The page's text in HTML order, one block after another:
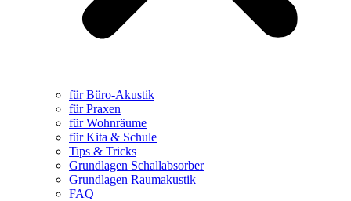
für Büro-Akustik
für Praxen
für Wohnräume
für Kita & Schule
Tips & Tricks
Grundlagen Schallabsorber
Grundlagen Raumakustik
FAQ